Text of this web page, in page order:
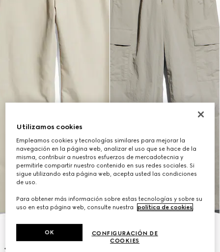
Utilizamos cookies
Empleamos cookies y tecnologías similares para mejorar la
navegación en la página web, analizar el uso que se hace de la
misma, contribuir a nuestros esfuerzos de mercadotecnia y
permitirle compartir nuestro contenido en sus redes sociales. Si
sigue utilizando esta página web, acepta usted las condiciones
de uso.
Para obtener más información sobre estas tecnologías y sobre su
uso en esta página web, consulte nuestra
política de cookies.
CONFIGURACIÓN DE
COOKIES
OK